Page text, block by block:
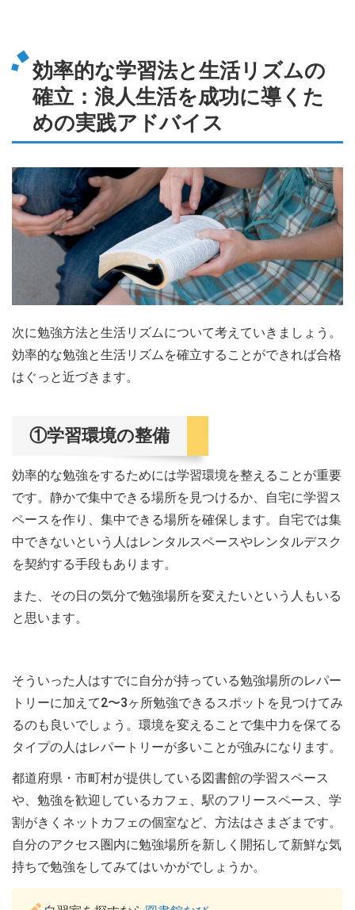
効率的な学習法と生活リズムの
確立：浪人生活を成功に導くた
めの実践アドバイス
次に勉強方法と生活リズムについて考えていきましょう。
効率的な勉強と生活リズムを確立することができれば合格
はぐっと近づきます。
①学習環境の整備
効率的な勉強をするためには学習環境を整えることが重要
です。静かで集中できる場所を見つけるか、自宅に学習ス
ペースを作り、集中できる場所を確保します。自宅では集
中できないという人はレンタルスペースやレンタルデスク
を契約する手段もあります。
また、その日の気分で勉強場所を変えたいという人もいる
と思います。
そういった人はすでに自分が持っている勉強場所のレパー
トリーに加えて2〜3ヶ所勉強できるスポットを見つけてみ
るのも良いでしょう。環境を変えることで集中力を保てる
タイプの人はレパートリーが多いことが強みになります。
都道府県・市町村が提供している図書館の学習スペース
や、勉強を歓迎しているカフェ、駅のフリースペース、学
割がきくネットカフェの個室など、方法はさまざまです。
自分のアクセス圏内に勉強場所を新しく開拓して新鮮な気
持ちで勉強をしてみてはいかがでしょうか。